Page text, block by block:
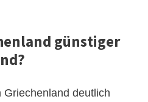
günstiger
Griechenland deutlich